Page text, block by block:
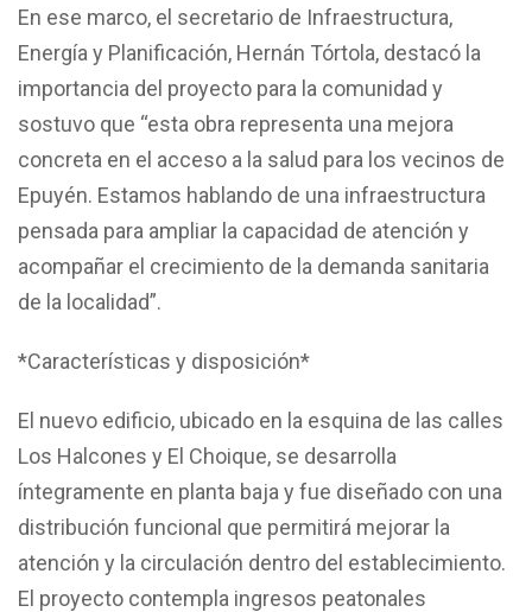
En ese marco, el secretario de Infraestructura,
Energía y Planificación, Hernán Tórtola, destacó la
importancia del proyecto para la comunidad y
sostuvo que “esta obra representa una mejora
concreta en el acceso a la salud para los vecinos de
Epuyén. Estamos hablando de una infraestructura
pensada para ampliar la capacidad de atención y
acompañar el crecimiento de la demanda sanitaria
de la localidad”.
*Características y disposición*
El nuevo edificio, ubicado en la esquina de las calles
Los Halcones y El Choique, se desarrolla
íntegramente en planta baja y fue diseñado con una
distribución funcional que permitirá mejorar la
atención y la circulación dentro del establecimiento.
El proyecto contempla ingresos peatonales